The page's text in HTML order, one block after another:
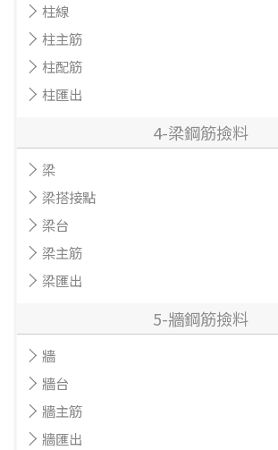
柱線
柱主筋
柱配筋
柱匯出
4-梁鋼筋撿料
梁
梁搭接點
梁台
梁主筋
梁匯出
5-牆鋼筋撿料
牆
牆台
牆主筋
牆匯出